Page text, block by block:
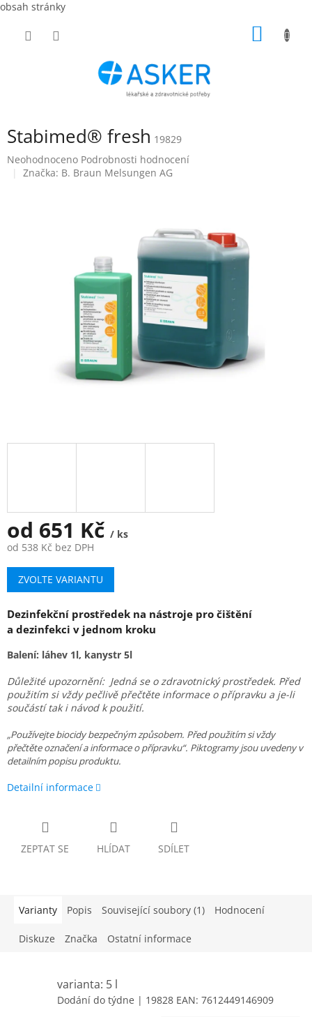
obsah stránky
Stabimed® fresh 19829
Průměrné
hodnocení
Neohodnoceno Podrobnosti hodnocení
Značka: B. Braun Melsungen AG
od 651 Kč / ks
od 538 Kč bez DPH
Měrná
cena:
ZVOLTE VARIANTU
Dezinfekční prostředek na nástroje pro čištění
a dezinfekci v jednom kroku
Balení: láhev 1l, kanystr 5l
Důležité upozornění: Jedná se o zdravotnický prostředek. Před
použitím si vždy pečlivě přečtěte informace o přípravku a je-li
součástí tak i návod k použití.
„Používejte biocidy bezpečným způsobem. Před použitím si vždy
přečtěte označení a informace o přípravku“. Piktogramy jsou uvedeny v
detailním popisu produktu.
Detailní informace
ZEPTAT SE HLÍDAT SDÍLET
Varianty Popis Související soubory (1) Hodnocení
Diskuze Značka Ostatní informace
varianta: 5 l
Dodání do týdne | 19828 EAN: 7612449146909